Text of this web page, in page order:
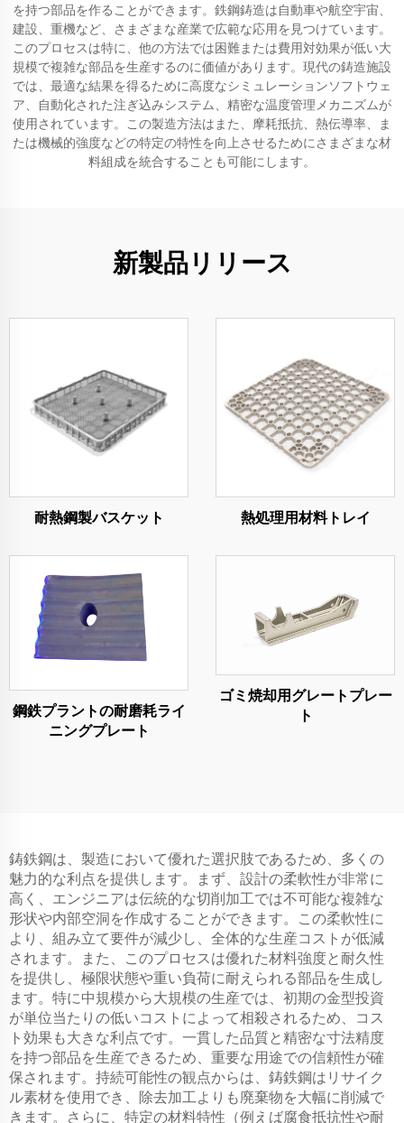
を持つ部品を作ることができます。鉄鋼鋳造は自動車や航空宇宙、
建設、重機など、さまざまな産業で広範な応用を見つけています。
このプロセスは特に、他の方法では困難または費用対効果が低い大
規模で複雑な部品を生産するのに価値があります。現代の鋳造施設
では、最適な結果を得るために高度なシミュレーションソフトウェ
ア、自動化された注ぎ込みシステム、精密な温度管理メカニズムが
使用されています。この製造方法はまた、摩耗抵抗、熱伝導率、ま
たは機械的強度などの特定の特性を向上させるためにさまざまな材
料組成を統合することも可能にします。
新製品リリース
耐熱鋼製バスケット 熱処理用材料トレイ
鋼鉄プラントの耐磨耗ライ
ニングプレート
ゴミ焼却用グレートプレー
ト
鋳鉄鋼は、製造において優れた選択肢であるため、多くの
魅力的な利点を提供します。まず、設計の柔軟性が非常に
高く、エンジニアは伝統的な切削加工では不可能な複雑な
形状や内部空洞を作成することができます。この柔軟性に
より、組み立て要件が減少し、全体的な生産コストが低減
されます。また、このプロセスは優れた材料強度と耐久性
を提供し、極限状態や重い負荷に耐えられる部品を生成し
ます。特に中規模から大規模の生産では、初期の金型投資
が単位当たりの低いコストによって相殺されるため、コス
ト効果も大きな利点です。一貫した品質と精密な寸法精度
を持つ部品を生産できるため、重要な用途での信頼性が確
保されます。持続可能性の観点からは、鋳鉄鋼はリサイク
ル素材を使用でき、除去加工よりも廃棄物を大幅に削減で
きます。さらに、特定の材料特性（例えば腐食抵抗性や耐